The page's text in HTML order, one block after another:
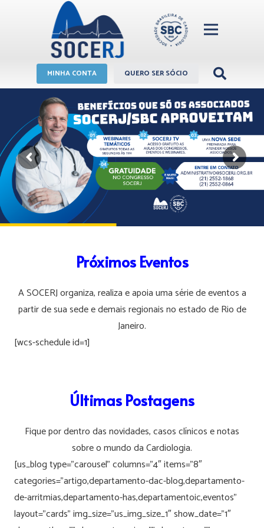
MINHA CONTA QUERO SER SÓCIO
Próximos Eventos
A SOCERJ organiza, realiza e apoia uma série de eventos a
partir de sua sede e demais regionais no estado de Rio de
Janeiro.
[wcs-schedule id=1]
Últimas Postagens
Fique por dentro das novidades, casos clínicos e notas
sobre o mundo da Cardiologia.
[us_blog type=”carousel” columns=”4″ items=”8″
categories=”artigo,departamento-dac-blog,departamento-
de-arritmias,departamento-has,departamentoic,eventos”
layout=”cards” img_size=”us_img_size_1″ show_date=”1″